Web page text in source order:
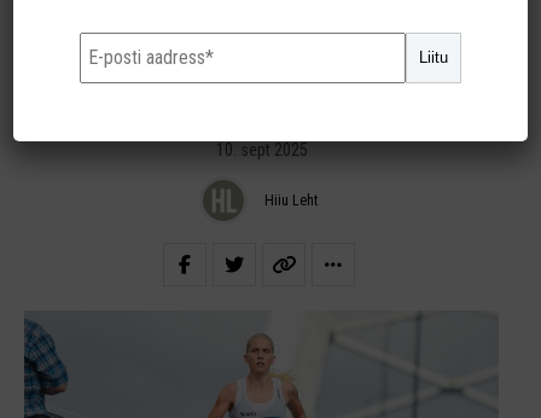
üheksanda koha
10. sept 2025
Hiiu Leht
Liitu